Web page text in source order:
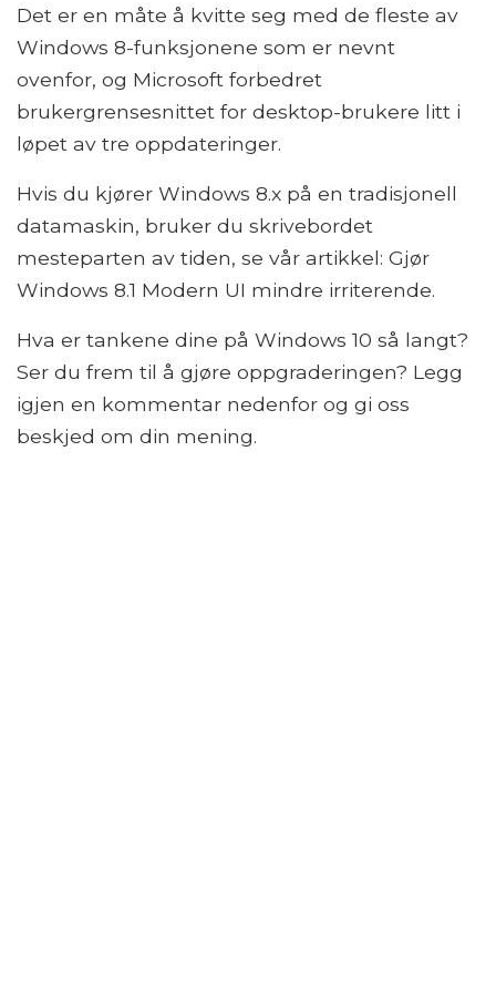
Det er en måte å kvitte seg med de fleste av
Windows 8-funksjonene som er nevnt
ovenfor, og Microsoft forbedret
brukergrensesnittet for desktop-brukere litt i
løpet av tre oppdateringer.
Hvis du kjører Windows 8.x på en tradisjonell
datamaskin, bruker du skrivebordet
mesteparten av tiden, se vår artikkel: Gjør
Windows 8.1 Modern UI mindre irriterende.
Hva er tankene dine på Windows 10 så langt?
Ser du frem til å gjøre oppgraderingen? Legg
igjen en kommentar nedenfor og gi oss
beskjed om din mening.